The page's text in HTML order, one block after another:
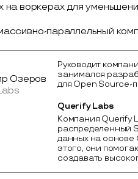
воркерах для
параллельный
Озеров
Руководит
занимался
для Open Source-
Querify Labs
Компания Querify
распределенный
данных на основе
этого, они
создавать